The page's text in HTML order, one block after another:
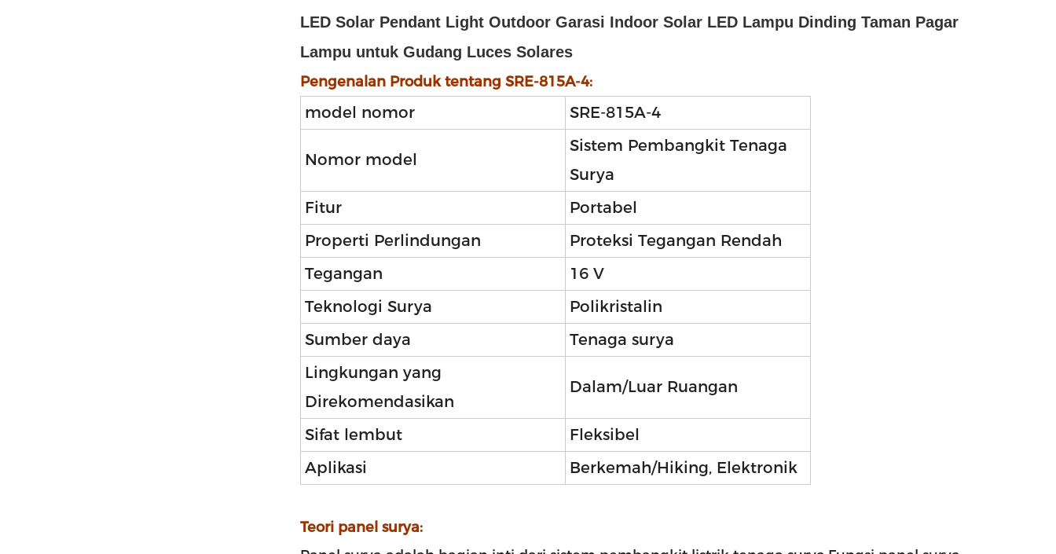
LED Solar Pendant Light Outdoor Garasi Indoor Solar LED Lampu Dinding Taman Pagar
Lampu untuk Gudang Luces Solares
Pengenalan Produk tentang SRE-815A-4:
model nomor SRE-815A-4
Nomor model
Sistem Pembangkit Tenaga
Surya
Fitur
Portabel
Properti Perlindungan
Proteksi Tegangan Rendah
Tegangan
16 V
Teknologi Surya
Polikristalin
Sumber daya
Tenaga surya
Lingkungan yang
Direkomendasikan
Dalam/Luar Ruangan
Sifat lembut
Fleksibel
Aplikasi
Berkemah/Hiking, Elektronik
Teori panel surya: